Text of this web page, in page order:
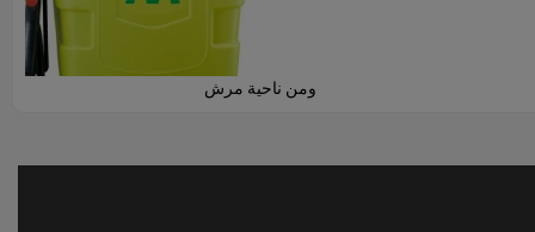
ومن ناحية مرش